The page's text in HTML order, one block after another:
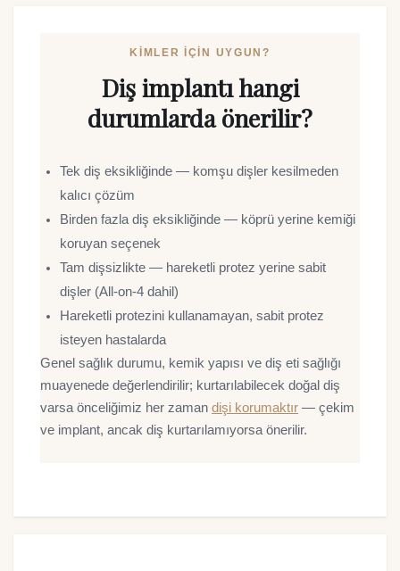
KIMLER IÇIN UYGUN?
Diş implantı hangi
durumlarda önerilir?
Tek diş eksikliğinde — komşu dişler kesilmeden
kalıcı çözüm
Birden fazla diş eksikliğinde — köprü yerine kemiği
koruyan seçenek
Tam dişsizlikte — hareketli protez yerine sabit
dişler (All-on-4 dahil)
Hareketli protezini kullanamayan, sabit protez
isteyen hastalarda
Genel sağlık durumu, kemik yapısı ve diş eti sağlığı
muayenede değerlendirilir; kurtarılabilecek doğal diş
varsa önceliğimiz her zaman dişi korumaktır — çekim
ve implant, ancak diş kurtarılamıyorsa önerilir.